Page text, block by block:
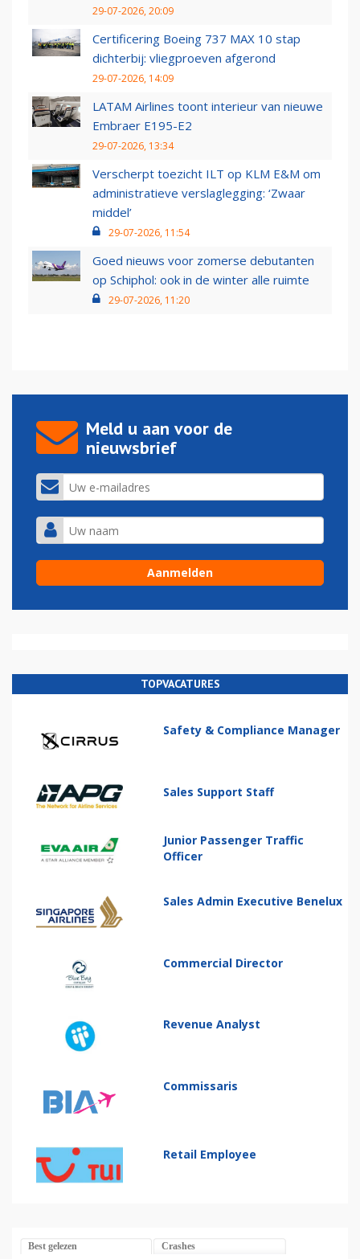
29-07-2026, 20:09
Certificering Boeing 737 MAX 10 stap
dichterbij: vliegproeven afgerond
29-07-2026, 14:09
LATAM Airlines toont interieur van nieuwe
Embraer E195-E2
29-07-2026, 13:34
Verscherpt toezicht ILT op KLM E&M om
administratieve verslaglegging: ‘Zwaar
middel’
29-07-2026, 11:54
Goed nieuws voor zomerse debutanten
op Schiphol: ook in de winter alle ruimte
29-07-2026, 11:20
Meld u aan voor de
nieuwsbrief
TOPVACATURES
Safety & Compliance Manager
Sales Support Staff
Junior Passenger Traffic
Officer
Sales Admin Executive Benelux
Commercial Director
Revenue Analyst
Commissaris
Retail Employee
Best gelezen Crashes